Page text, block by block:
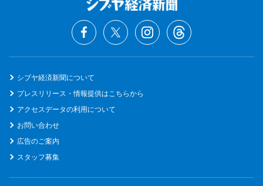
シブヤ経済新聞について
プレスリリース・情報提供はこちらから
アクセスデータの利用について
お問い合わせ
広告のご案内
スタッフ募集